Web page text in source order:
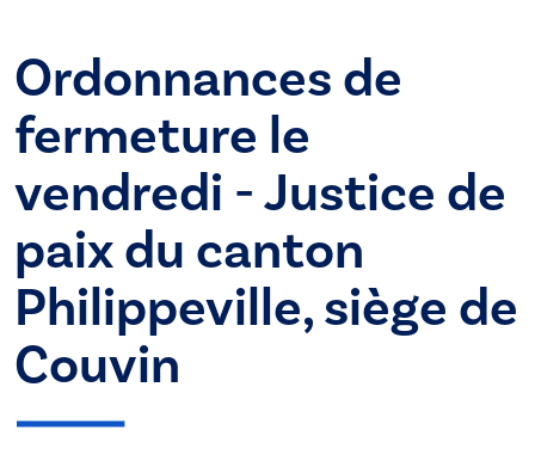
Ordonnances de
fermeture le
vendredi - Justice de
paix du canton
Philippeville, siège de
Couvin